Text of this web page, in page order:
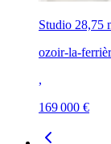
Studio 28,75
ozoir-la-
,
169 000 €